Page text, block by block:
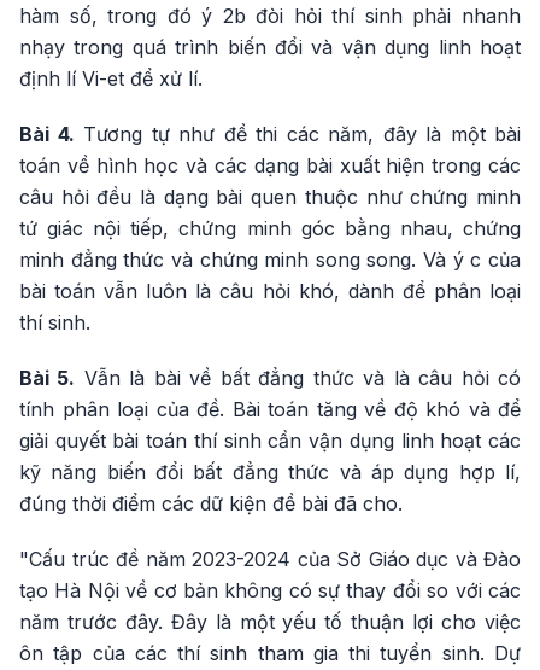
hàm số, trong đó ý 2b đòi hỏi thí sinh phải nhanh
nhạy trong quá trình biến đổi và vận dụng linh hoạt
định lí Vi-et để xử lí.
Bài 4. Tương tự như đề thi các năm, đây là một bài
toán về hình học và các dạng bài xuất hiện trong các
câu hỏi đều là dạng bài quen thuộc như chứng minh
tứ giác nội tiếp, chứng minh góc bằng nhau, chứng
minh đẳng thức và chứng minh song song. Và ý c của
bài toán vẫn luôn là câu hỏi khó, dành để phân loại
thí sinh.
Bài 5. Vẫn là bài về bất đẳng thức và là câu hỏi có
tính phân loại của đề. Bài toán tăng về độ khó và để
giải quyết bài toán thí sinh cần vận dụng linh hoạt các
kỹ năng biến đổi bất đẳng thức và áp dụng hợp lí,
đúng thời điểm các dữ kiện đề bài đã cho.
"Cấu trúc đề năm 2023-2024 của Sở Giáo dục và Đào
tạo Hà Nội về cơ bản không có sự thay đổi so với các
năm trước đây. Đây là một yếu tố thuận lợi cho việc
ôn tập của các thí sinh tham gia thi tuyển sinh. Dự